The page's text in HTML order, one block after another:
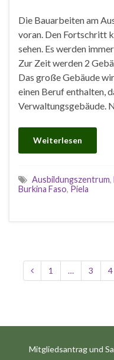
Die Bauarbeiten am
voran. Den Fortschritt
sehen. Es werden
Zur Zeit werden 2
Das große Gebäude
einen Beruf enthalten,
Verwaltungsgebäude.
Weiterlesen
Ausbildungszentrum,
Burkina Faso, Piela
1 … 3 4
Mitgliedsantrag und